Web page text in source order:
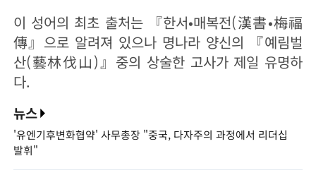
이 성어의 최초 출처는 『한서•매복전(漢書•梅福
傳』으로 알려져 있으나 명나라 양신의 『예림벌
산(藝林伐山)』중의 상술한 고사가 제일 유명하
다.
뉴스
'유엔기후변화협약' 사무총장 "중국, 다자주의 과정에서 리더십
발휘"